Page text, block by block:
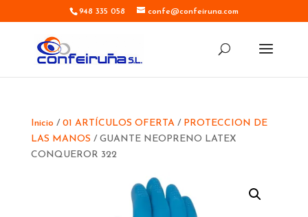
948 335 058 confe@confeiruna.com
Inicio / 01 ARTÍCULOS OFERTA/ PROTECCION DE
LAS MANOS / GUANTE NEOPRENO LATEX
CONQUEROR 322